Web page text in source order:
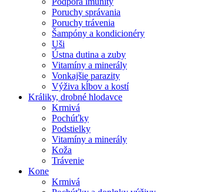
Poruchy správania
Poruchy trávenia
Šampóny a kondicionéry
Uši
Ústna dutina a zuby
Vitamíny a minerály
Vonkajšie parazity
Výživa kĺbov a kostí
Králiky, drobné hlodavce
Krmivá
Pochúťky
Podstielky
Vitamíny a minerály
Koža
Trávenie
Kone
Krmivá